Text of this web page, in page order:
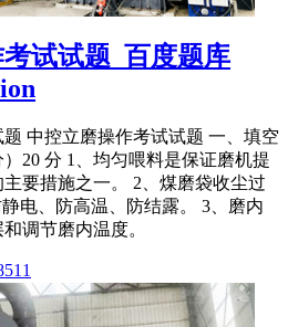
试试题_百度题库
中控立磨操作考试试题 一、填空
20 分 1、均匀喂料是保证磨机提
要措施之一。 2、煤磨袋收尘过
电、防高温、防结露。 3、磨内
调节磨内温度。